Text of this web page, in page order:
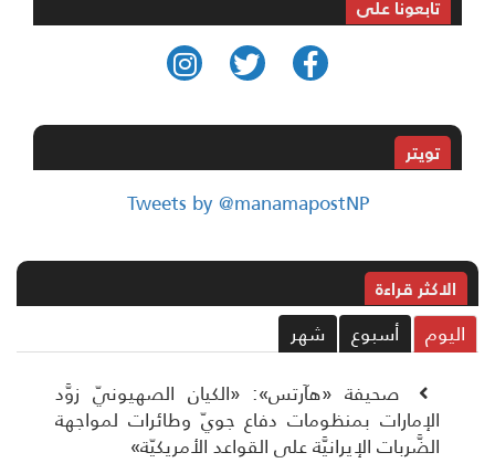
تابعونا على
تويتر
Tweets by @manamapostNP
الاکثر قراءة
أسبوع شهر
صحيفة «هآرتس»: «الكيان الصهيونيّ زوَّد
الإمارات بمنظومات دفاع جويّ وطائرات لمواجهة
الضَّربات الإيرانيَّة على القواعد الأمريكيّة»